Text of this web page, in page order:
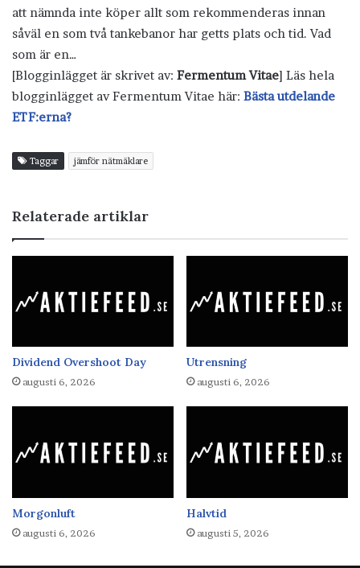
att nämnda inte köper allt som rekommenderas innan
såväl en som två tankebanor har getts plats och tid. Vad
som är en…
[Blogginlägget är skrivet av: Fermentum Vitae] Läs hela
blogginlägget av Fermentum Vitae här: Bästa utdelande
ETF:erna?
Taggar jämför nätmäklare
Relaterade artiklar
Dividend Overshoot Day
augusti 6, 2026
Utrensning
augusti 6, 2026
Morgonluft
augusti 6, 2026
Halvtid
augusti 5, 2026